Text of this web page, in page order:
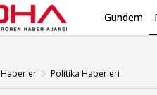
Gündem
Haberler Politika Haberleri